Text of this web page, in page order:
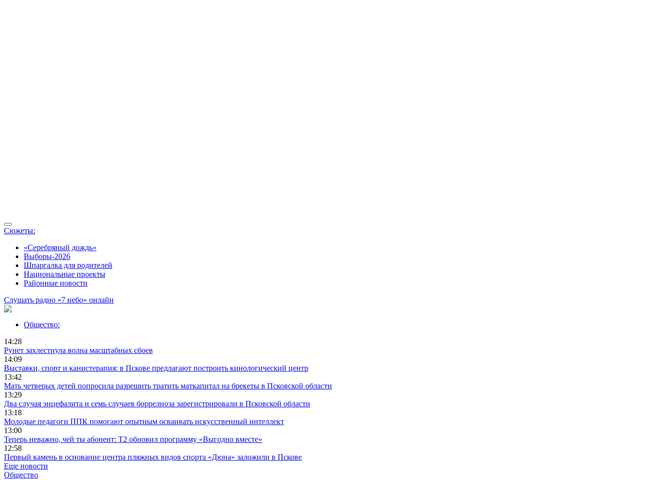
Сюжеты:
«Серебряный дождь»
Выборы-2026
Шпаргалка для родителей
Национальные проекты
Районные новости
Слушать радио «7 небо» онлайн
Общество:
14:28
Рунет захлестнула волна масштабных сбоев
14:09
Выставки, спорт и канистерапия: в Пскове предлагают построить кинологический центр
13:42
Мать четверых детей попросила разрешить тратить маткапитал на брекеты в Псковской области
13:29
Два случая энцефалита и семь случаев боррелиоза зарегистрировали в Псковской области
13:18
Молодые педагоги ППК помогают опытным осваивать искусственный интеллект
13:00
Теперь неважно, чей ты абонент: T2 обновил программу «Выгодно вместе»
12:58
Первый камень в основание центра пляжных видов спорта «Дюна» заложили в Пскове
Еще новости
Общество